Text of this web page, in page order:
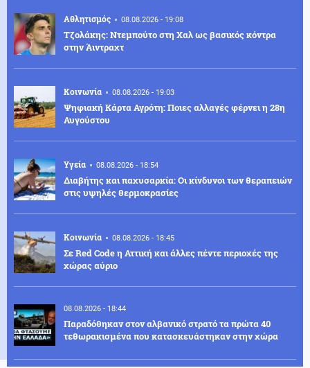
Αθλητισμός 08.08.2026 - 19:08
Τζολάκης: Ντεμπούτο στη Χαλ ως βασικός κόντρα
στην Άιντραχτ
Κοινωνία 08.08.2026 - 19:03
Ψηφιακή Κάρτα Αγρότη: Ποιες αλλαγές φέρνει η 28η
Αυγούστου
Υγεία 08.08.2026 - 18:54
Διαβήτης και παχυσαρκία: Οι κίνδυνοι των θεραπειών
στις υψηλές θερμοκρασίες
Κοινωνία 08.08.2026 - 18:45
Σε Red Code η Αττική και άλλες πέντε περιοχές της
χώρας αύριο
08.08.2026 - 18:44
Παραδόθηκαν στον αλβανικό στρατό τα πρώτα 40
τεθωρακισμένα που κατασκευάστηκαν στην χώρα